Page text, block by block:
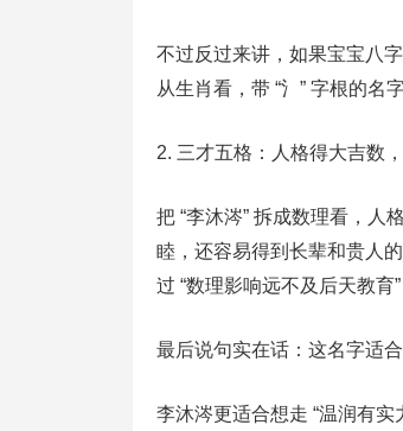
不过反过来讲，如果宝宝八
从生肖看，带 “氵” 字根的名
2. 三才五格：人格得大吉数
把 “李沐涔” 拆成数理看，人
睦，还容易得到长辈和贵人
过 “数理影响远不及后天教育
最后说句实在话：这名字适
李沐涔更适合想走 “温润有实